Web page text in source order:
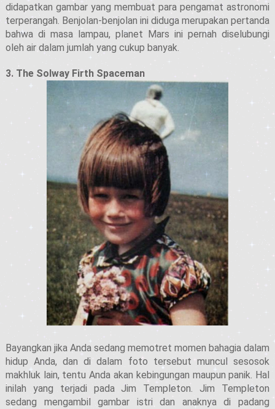
didapatkan gambar yang membuat para pengamat astronomi
terperangah. Benjolan-benjolan ini diduga merupakan pertanda
bahwa di masa lampau, planet Mars ini pernah diselubungi
oleh air dalam jumlah yang cukup banyak.
3. The Solway Firth Spaceman
Bayangkan jika Anda sedang memotret momen bahagia dalam
hidup Anda, dan di dalam foto tersebut muncul sesosok
makhluk lain, tentu Anda akan kebingungan maupun panik. Hal
inilah yang terjadi pada Jim Templeton. Jim Templeton
sedang mengambil gambar istri dan anaknya di padang